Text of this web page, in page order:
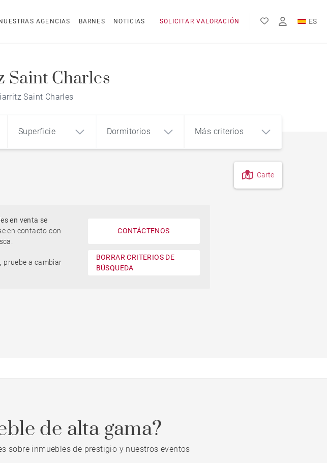
NUESTRAS AGENCIAS BARNES NOTICIAS SOLICITAR VALORACIÓN ES
EN
Charles
Saint Charles
Superficie Dormitorios Más criterios
Casa con vistas al mar
Parking / Garage
Casa con piscina
Carte
en venta se
en contacto con
pruebe a cambiar
CONTÁCTENOS
BORRAR CRITERIOS DE
BÚSQUEDA
de alta gama?
sobre inmuebles de prestigio y nuestros eventos